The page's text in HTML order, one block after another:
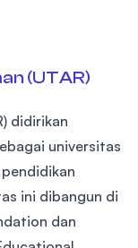
(UTAR)
didirikan
universitas
ini dibangun di
dan